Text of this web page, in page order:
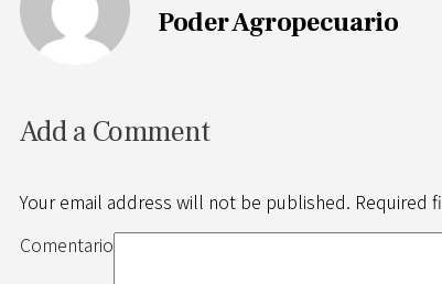
Poder Agropecuario
Add a Comment
Your email address will not be published. Required
Comentario